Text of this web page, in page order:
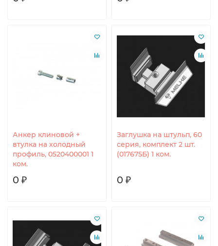
Анкер клиновой +
втулка на холодный
профиль, 0520400001 1
ком.
0 ₽
Заглушка на штульп, 60
серия, комплект 2 шт.
(017675Б) 1 ком.
0 ₽